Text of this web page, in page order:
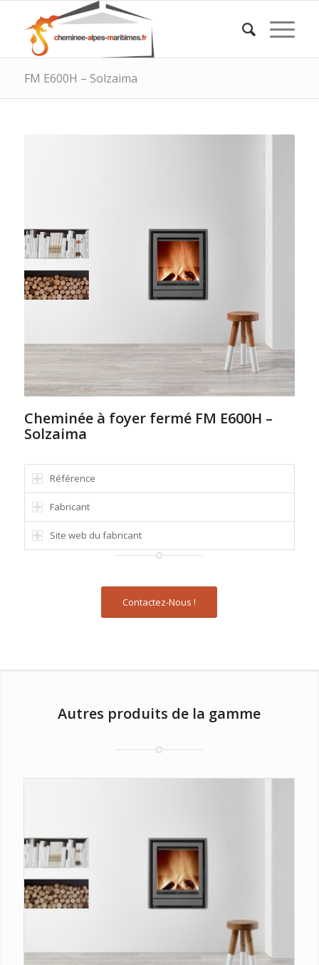
FM E600H – Solzaima
Cheminée à foyer fermé FM E600H –
Solzaima
Référence
Fabricant
Site web du fabricant
Contactez-Nous !
Autres produits de la gamme